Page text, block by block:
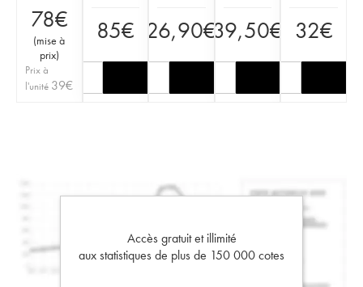
78€
(mise à
prix)
Prix à
l'unité 39€
85€ 26,90€39,50€ 32€
Accès gratuit et illimité
aux statistiques de plus de 150 000 cotes